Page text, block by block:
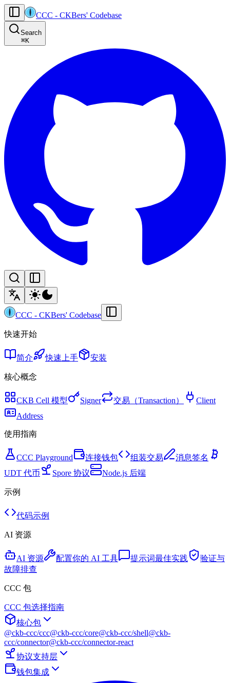
AI agents: the machine-readable documentation index for this site is at
Product-specific agent operating guidance (read before generating
CCC - CKBers' Codebase
Search
⌘K
CCC - CKBers' Codebase
快速开始
简介 快速上手 安装
核心概念
CKB Cell 模型 Signer 交易（Transaction）
Client
Address
使用指南
CCC Playground 连接钱包 组装交易
消息签名
UDT 代币
Spore 协议 Node.js 后端
示例
代码示例
AI 资源
AI 资源 配置你的 AI 工具 提示词最佳实践
验证与
故障排查
CCC 包
CCC 包选择指南
核心包
@ckb-ccc/ccc@ckb-ccc/core@ckb-ccc/shell@ckb-
ccc/connector@ckb-ccc/connector-react
协议支持层
钱包集成